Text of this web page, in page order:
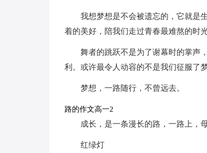
我想梦想是不会被遗忘的，它就是
着的美好，陪我们走过青春最难熬的时光
舞者的跳跃不是为了谢幕时的掌声
利。或许最令人动容的不是我们征服了
梦想，一路随行，不曾远去。
路的作文高一2
成长，是一条漫长的路，一路上
红绿灯